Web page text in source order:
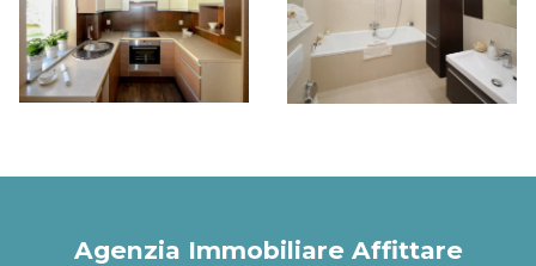
Agenzia Immobiliare Affittare